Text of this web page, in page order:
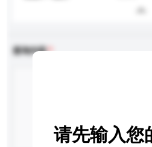
查询内容
请先输入您